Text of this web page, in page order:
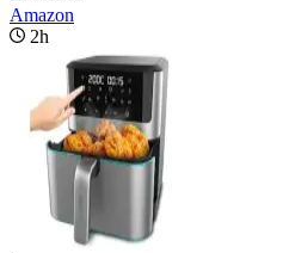
Amazon
2h